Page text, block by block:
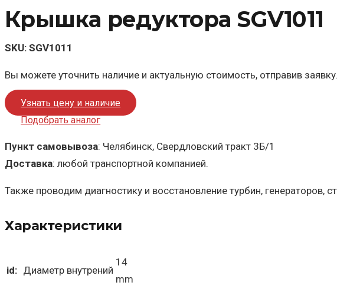
Крышка редуктора SGV1011
SKU: SGV1011
Вы можете уточнить наличие и актуальную стоимость, отправив
Узнать цену и наличие
Подобрать аналог
Пункт самовывоза: Челябинск, Свердловский тракт 3Б/1
Доставка: любой транспортной компанией.
Также проводим диагностику и восстановление турбин, генераторов,
Характеристики
id: Диаметр внутрений
14
mm